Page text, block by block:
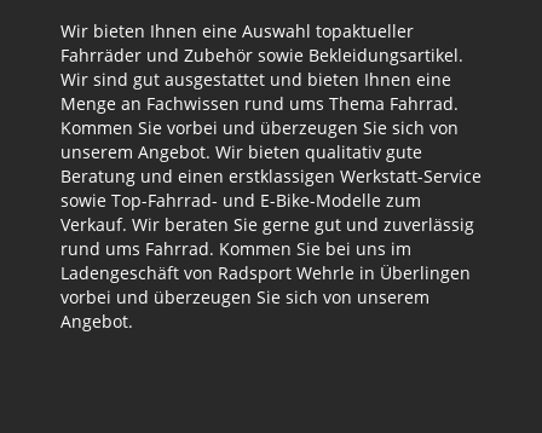
Wir bieten Ihnen eine Auswahl topaktueller
Fahrräder und Zubehör sowie Bekleidungsartikel.
Wir sind gut ausgestattet und bieten Ihnen eine
Menge an Fachwissen rund ums Thema Fahrrad.
Kommen Sie vorbei und überzeugen Sie sich von
unserem Angebot. Wir bieten qualitativ gute
Beratung und einen erstklassigen Werkstatt-Service
sowie Top-Fahrrad- und E-Bike-Modelle zum
Verkauf. Wir beraten Sie gerne gut und zuverlässig
rund ums Fahrrad. Kommen Sie bei uns im
Ladengeschäft von Radsport Wehrle in Überlingen
vorbei und überzeugen Sie sich von unserem
Angebot.